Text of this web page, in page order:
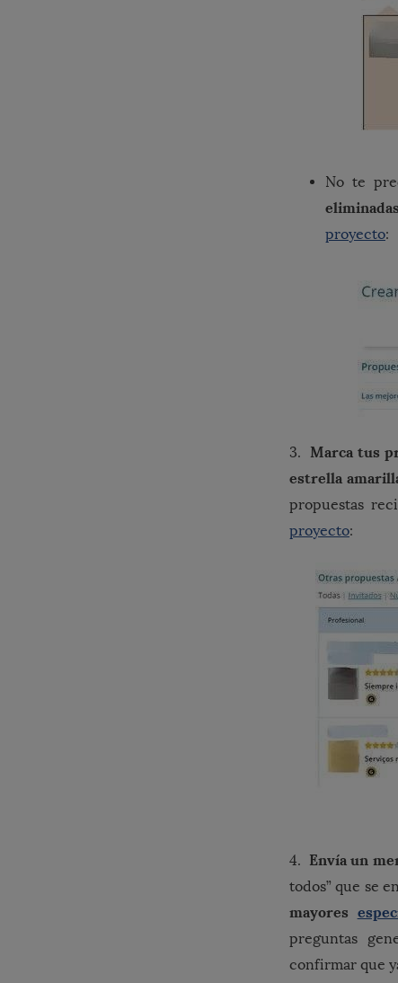
No te
eliminadas
proyecto:
3. Marca tus
estrella
propuestas
proyecto:
4. Envía un
todos” que se
mayores
preguntas
confirmar que